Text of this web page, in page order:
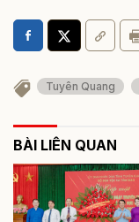
Tuyên Quang
BÀI LIÊN QUAN